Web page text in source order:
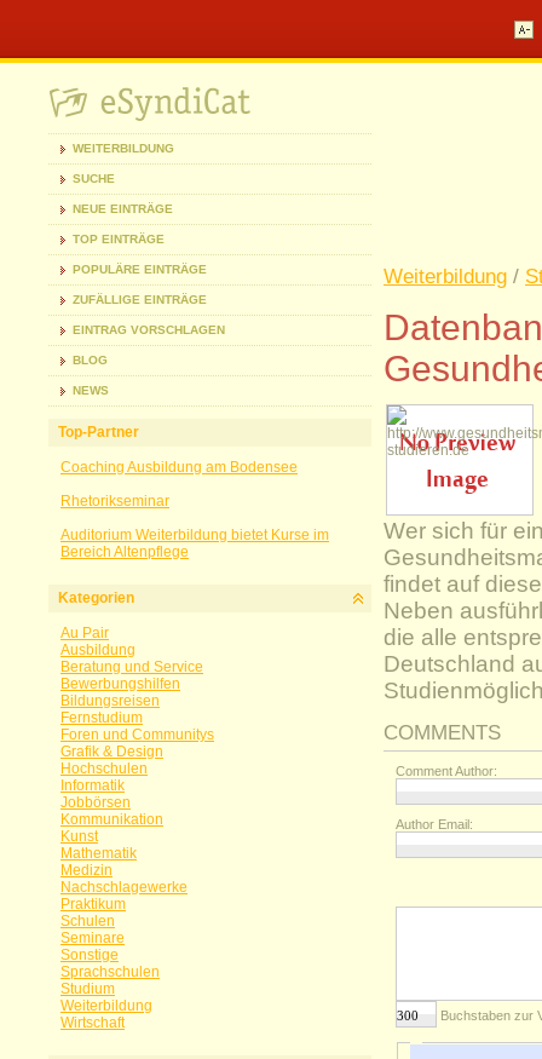
WEITERBILDUNG
SUCHE
NEUE EINTRÄGE
TOP EINTRÄGE
POPULÄRE EINTRÄGE
ZUFÄLLIGE EINTRÄGE
EINTRAG VORSCHLAGEN
BLOG
NEWS
Top-Partner
Coaching Ausbildung am Bodensee
Rhetorikseminar
Auditorium Weiterbildung bietet Kurse im
Bereich Altenpflege
Kategorien
Au Pair
Ausbildung
Beratung und Service
Bewerbungshilfen
Bildungsreisen
Fernstudium
Foren und Communitys
Grafik & Design
Hochschulen
Informatik
Jobbörsen
Kommunikation
Kunst
Mathematik
Medizin
Nachschlagewerke
Praktikum
Schulen
Seminare
Sonstige
Sprachschulen
Studium
Weiterbildung
Wirtschaft
Weiterbildung /
Wer sich für
findet auf
Neben
die alle
Deutschland
COMMENTS
Comment Author:
Author Email:
Buchstaben zur